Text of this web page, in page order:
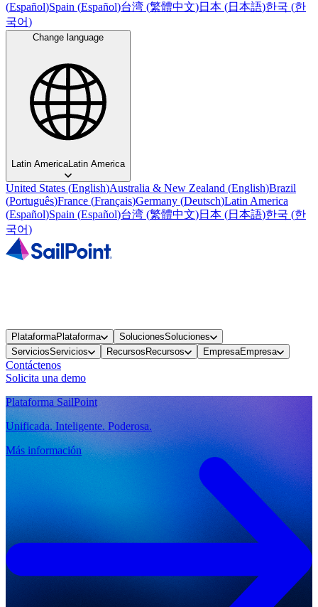
(Español)Spain (Español)台湾 (繁體中文)日本 (日本語)한국 (한
국어)
Change language
Latin AmericaLatin America
United States (English)Australia & New Zealand (English)Brazil
(Português)France (Français)Germany (Deutsch)Latin America
(Español)Spain (Español)台湾 (繁體中文)日本 (日本語)한국 (한
국어)
PlataformaPlataforma SolucionesSoluciones
ServiciosServicios Recursos Recursos EmpresaEmpresa
Contáctenos
Solicita una demo
Plataforma SailPoint
Unificada. Inteligente. Poderosa.
Más información